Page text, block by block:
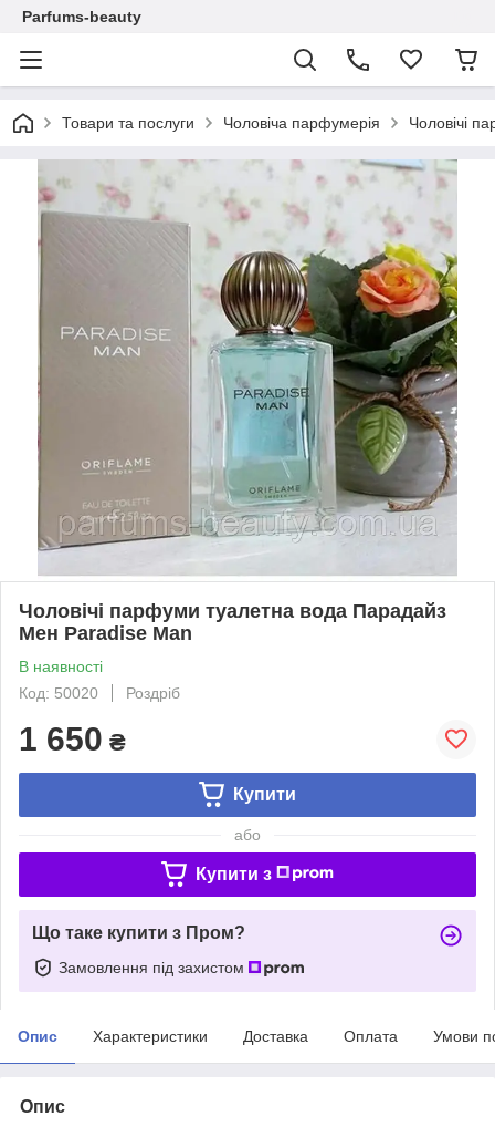
Parfums-beauty
Товари та послуги Чоловіча парфумерія Чоловічі
Чоловічі парфуми туалетна вода Парадайз
Мен Paradise Man
В наявності
Код: 50020
Роздріб
1 650 ₴
Купити
або
Купити з
Що таке купити з Пром?
Замовлення під захистом
Опис Характеристики Доставка Оплата Умови
Опис